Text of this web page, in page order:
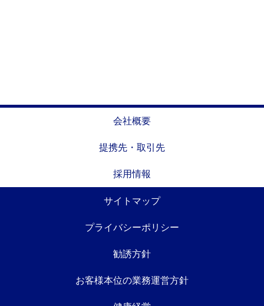
会社概要
提携先・取引先
採用情報
サイトマップ
プライバシーポリシー
勧誘方針
お客様本位の業務運営方針